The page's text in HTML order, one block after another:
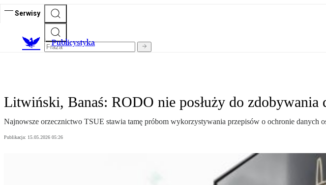
Serwisy
Publicystyka
Litwiński, Banaś: RODO nie posłuży do
Najnowsze orzecznictwo TSUE stawia tamę próbom wykorzystywania przepisów o ochronie
Publikacja: 15.05.2026 05:26